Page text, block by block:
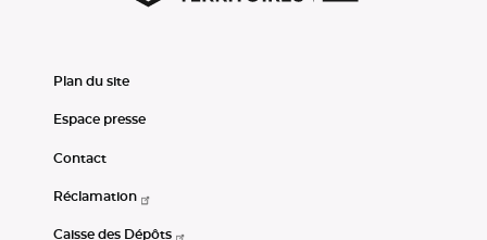
Plan du site
Espace presse
Contact
Réclamation
Caisse des Dépôts